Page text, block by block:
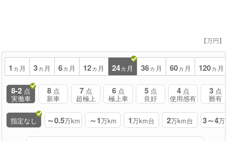
【万円】
1 ヵ月 3ヵ月 6ヵ月 12ヵ月 24ヵ月 36ヵ月 60ヵ月 120ヵ月
8-2 点
実働車
8 点
新車
7 点
超極上
6 点
極上車
5 点
良好
4 点
使用感有
3 点
難有
指定なし ～0.5万km ～1万km 1万km台 2万km台 3～4万